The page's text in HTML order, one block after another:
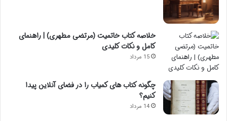
خلاصه کتاب خاتمیت (مرتضی مطهری) | راهنمای
کامل و نکات کلیدی
15 مرداد
چگونه کتاب های کمیاب را در فضای آنلاین پیدا
کنیم؟
14 مرداد